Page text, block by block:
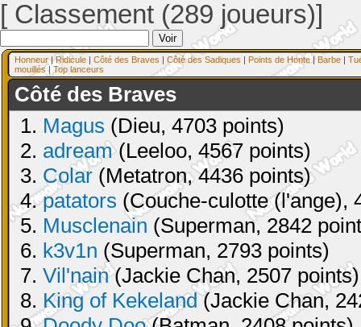
[ Classement (289 joueurs)]
Honneur|Ridicule | Côté des Braves | Côté des Sadiques | Points de Honte| Barbe |
mouillés| Top lanceurs
Côté des Braves
1. Magus (Dieu, 4703 points)
2. adream(Leeloo, 4567 points)
3. Colar (Metatron, 4436 points)
4.patators (Couche-culotte (l'ange),
5. Musclenain (Superman, 2842
6. k3v1n (Superman, 2793 points)
7. Vil'nain(Jackie Chan, 2507 points)
8. King of Kekeland(Jackie Chan,